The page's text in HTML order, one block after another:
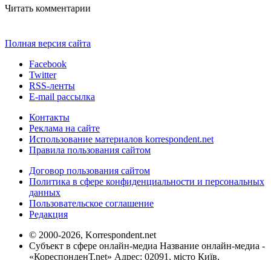
Читать комментарии
Полная версия сайта
Facebook
Twitter
RSS-ленты
E-mail рассылка
Контакты
Реклама на сайте
Использование материалов korrespondent.net
Правила пользования сайтом
Договор пользования сайтом
Политика в сфере конфиденциальности и персональных
данных
Пользовательское соглашение
Редакция
© 2000-2026, Korrespondent.net
Субъект в сфере онлайн-медиа Название онлайн-медиа -
«КореспонденТ.net» Адрес: 02091, місто Київ,